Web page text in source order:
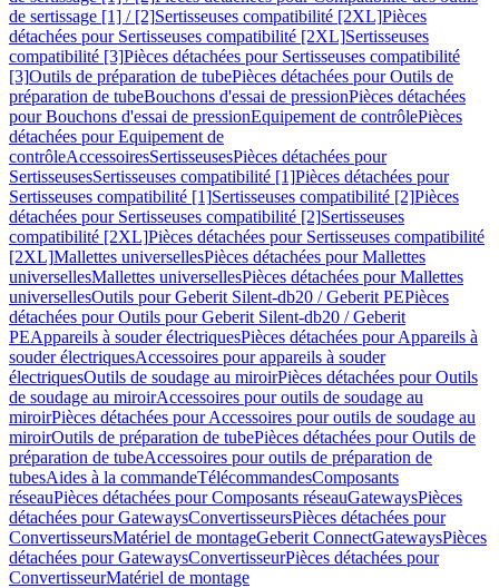
de sertissage [1] / [2]Sertisseuses compatibilité [2XL]Pièces
détachées pour Sertisseuses compatibilité [2XL]Sertisseuses
compatibilité [3]Pièces détachées pour Sertisseuses compatibilité
[3]Outils de préparation de tubePièces détachées pour Outils de
préparation de tubeBouchons d'essai de pressionPièces détachées
pour Bouchons d'essai de pressionEquipement de contrôlePièces
détachées pour Equipement de
contrôleAccessoiresSertisseusesPièces détachées pour
SertisseusesSertisseuses compatibilité [1]Pièces détachées pour
Sertisseuses compatibilité [1]Sertisseuses compatibilité [2]Pièces
détachées pour Sertisseuses compatibilité [2]Sertisseuses
compatibilité [2XL]Pièces détachées pour Sertisseuses compatibilité
[2XL]Mallettes universellesPièces détachées pour Mallettes
universellesMallettes universellesPièces détachées pour Mallettes
universellesOutils pour Geberit Silent-db20 / Geberit PEPièces
détachées pour Outils pour Geberit Silent-db20 / Geberit
PEAppareils à souder électriquesPièces détachées pour Appareils à
souder électriquesAccessoires pour appareils à souder
électriquesOutils de soudage au miroirPièces détachées pour Outils
de soudage au miroirAccessoires pour outils de soudage au
miroirPièces détachées pour Accessoires pour outils de soudage au
miroirOutils de préparation de tubePièces détachées pour Outils de
préparation de tubeAccessoires pour outils de préparation de
tubesAides à la commandeTélécommandesComposants
réseauPièces détachées pour Composants réseauGatewaysPièces
détachées pour GatewaysConvertisseursPièces détachées pour
ConvertisseursMatériel de montageGeberit ConnectGatewaysPièces
détachées pour GatewaysConvertisseurPièces détachées pour
ConvertisseurMatériel de montage